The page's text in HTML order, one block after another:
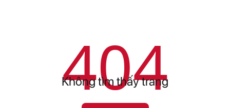
404
Không tìm thấy trang